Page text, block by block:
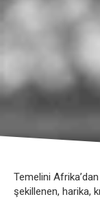
Temelini
şekillenen, harika,